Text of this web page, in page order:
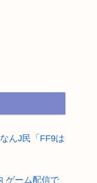
んJ民「FF9は
ゲーム配信で